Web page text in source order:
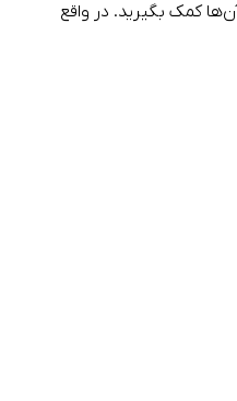
کمک بگیرید. در واقع